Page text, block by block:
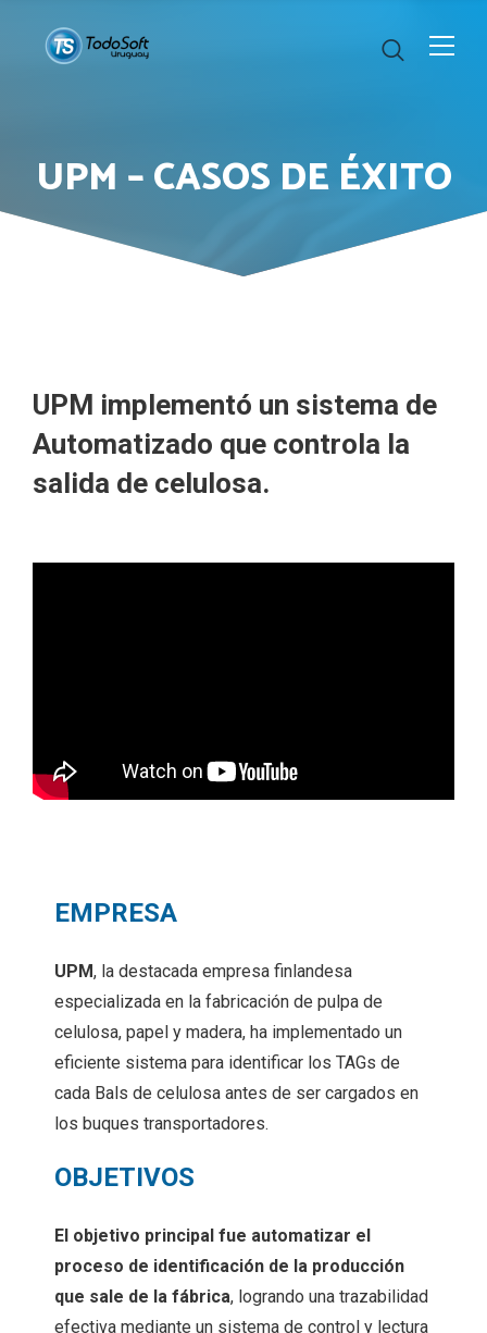
UPM – CASOS DE ÉXITO
UPM implementó un sistema de
Automatizado que controla la
salida de celulosa.
EMPRESA
UPM, la destacada empresa finlandesa
especializada en la fabricación de pulpa de
celulosa, papel y madera, ha implementado un
eficiente sistema para identificar los TAGs de
cada Bals de celulosa antes de ser cargados en
los buques transportadores.
OBJETIVOS
El objetivo principal fue automatizar el
proceso de identificación de la producción
que sale de la fábrica, logrando una trazabilidad
efectiva mediante un sistema de control y lectura